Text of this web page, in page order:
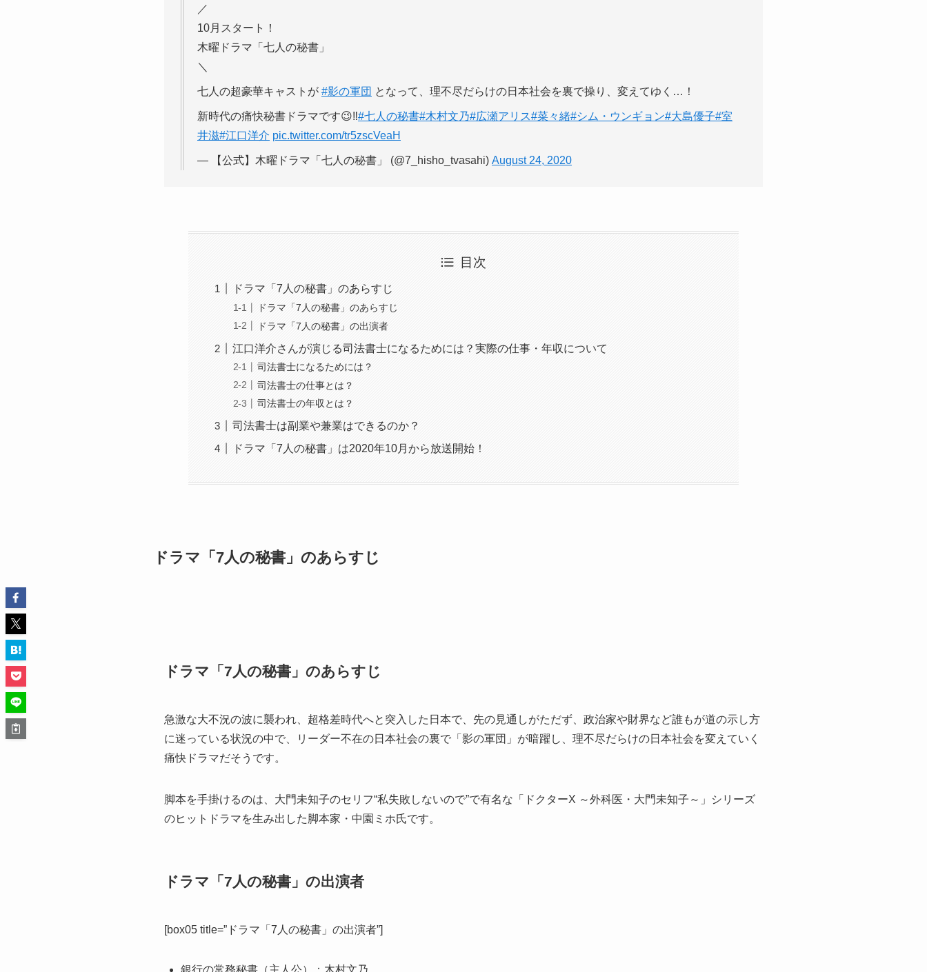
／
10月スタート！
木曜ドラマ「七人の秘書」
＼
七人の超豪華キャストが #影の軍団 となって、理不尽だらけの日本社会を裏で操り、変えてゆく…！
新時代の痛快秘書ドラマです😉‼️#七人の秘書#木村文乃#広瀬アリス#菜々緒#シム・ウンギョン#大島優子#室
井滋#江口洋介 pic.twitter.com/tr5zscVeaH
— 【公式】木曜ドラマ「七人の秘書」 (@7_hisho_tvasahi) August 24, 2020
目次
ドラマ「7人の秘書」のあらすじ
ドラマ「7人の秘書」のあらすじ
ドラマ「7人の秘書」の出演者
江口洋介さんが演じる司法書士になるためには？実際の仕事・年収について
司法書士になるためには？
司法書士の仕事とは？
司法書士の年収とは？
司法書士は副業や兼業はできるのか？
ドラマ「7人の秘書」は2020年10月から放送開始！
ドラマ「7人の秘書」のあらすじ
ドラマ「7人の秘書」のあらすじ
急激な大不況の波に襲われ、超格差時代へと突入した日本で、先の見通しがただず、政治家や財界など誰もが道の示し方
に迷っている状況の中で、リーダー不在の日本社会の裏で「影の軍団」が暗躍し、理不尽だらけの日本社会を変えていく
痛快ドラマだそうです。
脚本を手掛けるのは、大門未知子のセリフ“私失敗しないので”で有名な「ドクターX ～外科医・大門未知子～」シリーズ
のヒットドラマを生み出した脚本家・中園ミホ氏です。
ドラマ「7人の秘書」の出演者
[box05 title=”ドラマ「7人の秘書」の出演者”]
銀行の常務秘書（主人公）：木村文乃